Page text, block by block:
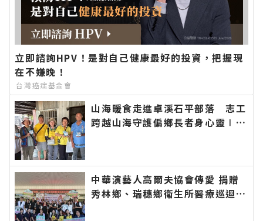
立即諮詢HPV！是對自己健康最好的投資，把握現
在不嫌晚！
台灣癌症基金會
山海暖食走進卓溪石平部落 志工
跨越山海守護偏鄉長者身心靈∣花
訊！
中華演藝人高爾夫協會傳愛 捐贈
秀林鄉、瑞穗鄉衛生所醫療巡迴車